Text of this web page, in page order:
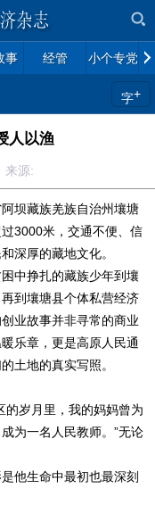
事 经管 小个专党建
字+
人以渔
来源:
坝藏族羌族自治州壤塘
3000米，交通不便、信
深厚的藏地文化。
中挣扎的藏族少年到壤
到壤塘县个体私营经济
业故事并非寻常的商业
乐章，更是高原人民通
土地的真实写照。
岁月里，我的妈妈曾为
为一名人民教师。”无论
他生命中最初也最深刻